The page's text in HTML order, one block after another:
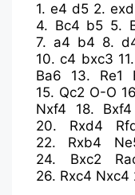
1. e4 d5 2.
4. Bc4 b5 5.
7. a4 b4 8.
10.c4 bxc3 11.
Ba6
13. Re1
15. Qc2 O-O
Nxf4
18. Bxf4
20. Rxd4
22. Rxb4
24. Bxc2
26. Rxc4 Nxc4